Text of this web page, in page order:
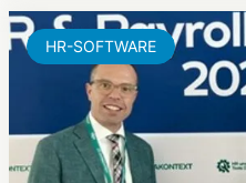
HR-SOFTWARE